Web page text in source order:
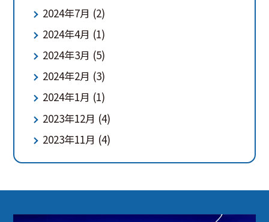
2024年7月 (2)
2024年4月 (1)
2024年3月 (5)
2024年2月 (3)
2024年1月 (1)
2023年12月 (4)
2023年11月 (4)